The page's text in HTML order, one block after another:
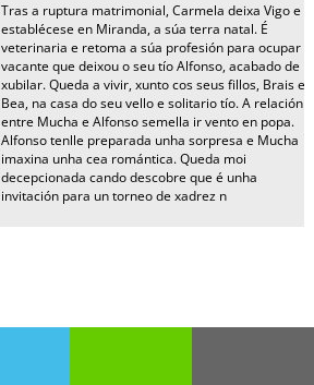
Tras a ruptura matrimonial, Carmela deixa Vigo e
establécese en Miranda, a súa terra natal. É
veterinaria e retoma a súa profesión para ocupar a
vacante que deixou o seu tío Alfonso, acabado de
xubilar. Queda a vivir, xunto cos seus fillos, Brais e
Bea, na casa do seu vello e solitario tío. A relación
entre Mucha e Alfonso semella ir vento en popa.
Alfonso tenlle preparada unha sorpresa e Mucha
imaxina unha cea romántica. Queda moi
decepcionada cando descobre que é unha
invitación para un torneo de xadrez n